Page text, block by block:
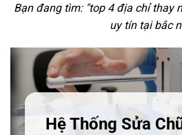
Bạn đang tìm: "top 4 địa chỉ thay
uy tín tại bắc
Hệ Thống Sửa